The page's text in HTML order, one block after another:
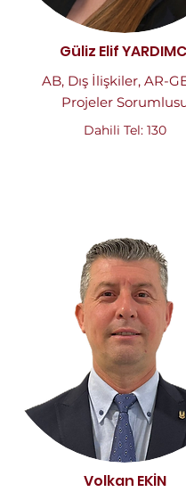
Güliz Elif
AB, Dış İlişkiler, AR-
Projeler
Dahili Tel: 130
Volkan EKİN